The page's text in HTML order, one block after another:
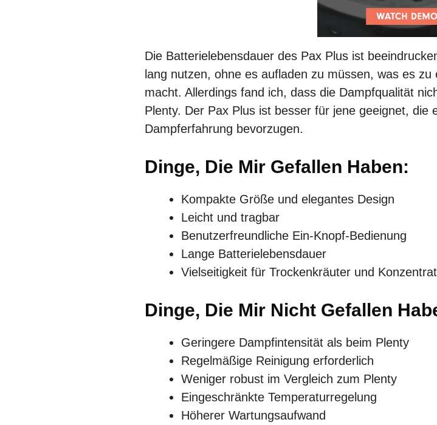
Die Batterielebensdauer des Pax Plus ist
lang nutzen, ohne es aufladen zu müssen, was es
macht. Allerdings fand ich, dass die Dampfqualität
Plenty. Der Pax Plus ist besser für jene geeignet, die
Dampferfahrung bevorzugen.
Dinge, Die Mir Gefallen Haben:
Kompakte Größe und elegantes Design
Leicht und tragbar
Benutzerfreundliche Ein-Knopf-Bedienung
Lange Batterielebensdauer
Vielseitigkeit für Trockenkräuter und
Dinge, Die Mir Nicht Gefallen
Geringere Dampfintensität als beim Plenty
Regelmäßige Reinigung erforderlich
Weniger robust im Vergleich zum Plenty
Eingeschränkte Temperaturregelung
Höherer Wartungsaufwand